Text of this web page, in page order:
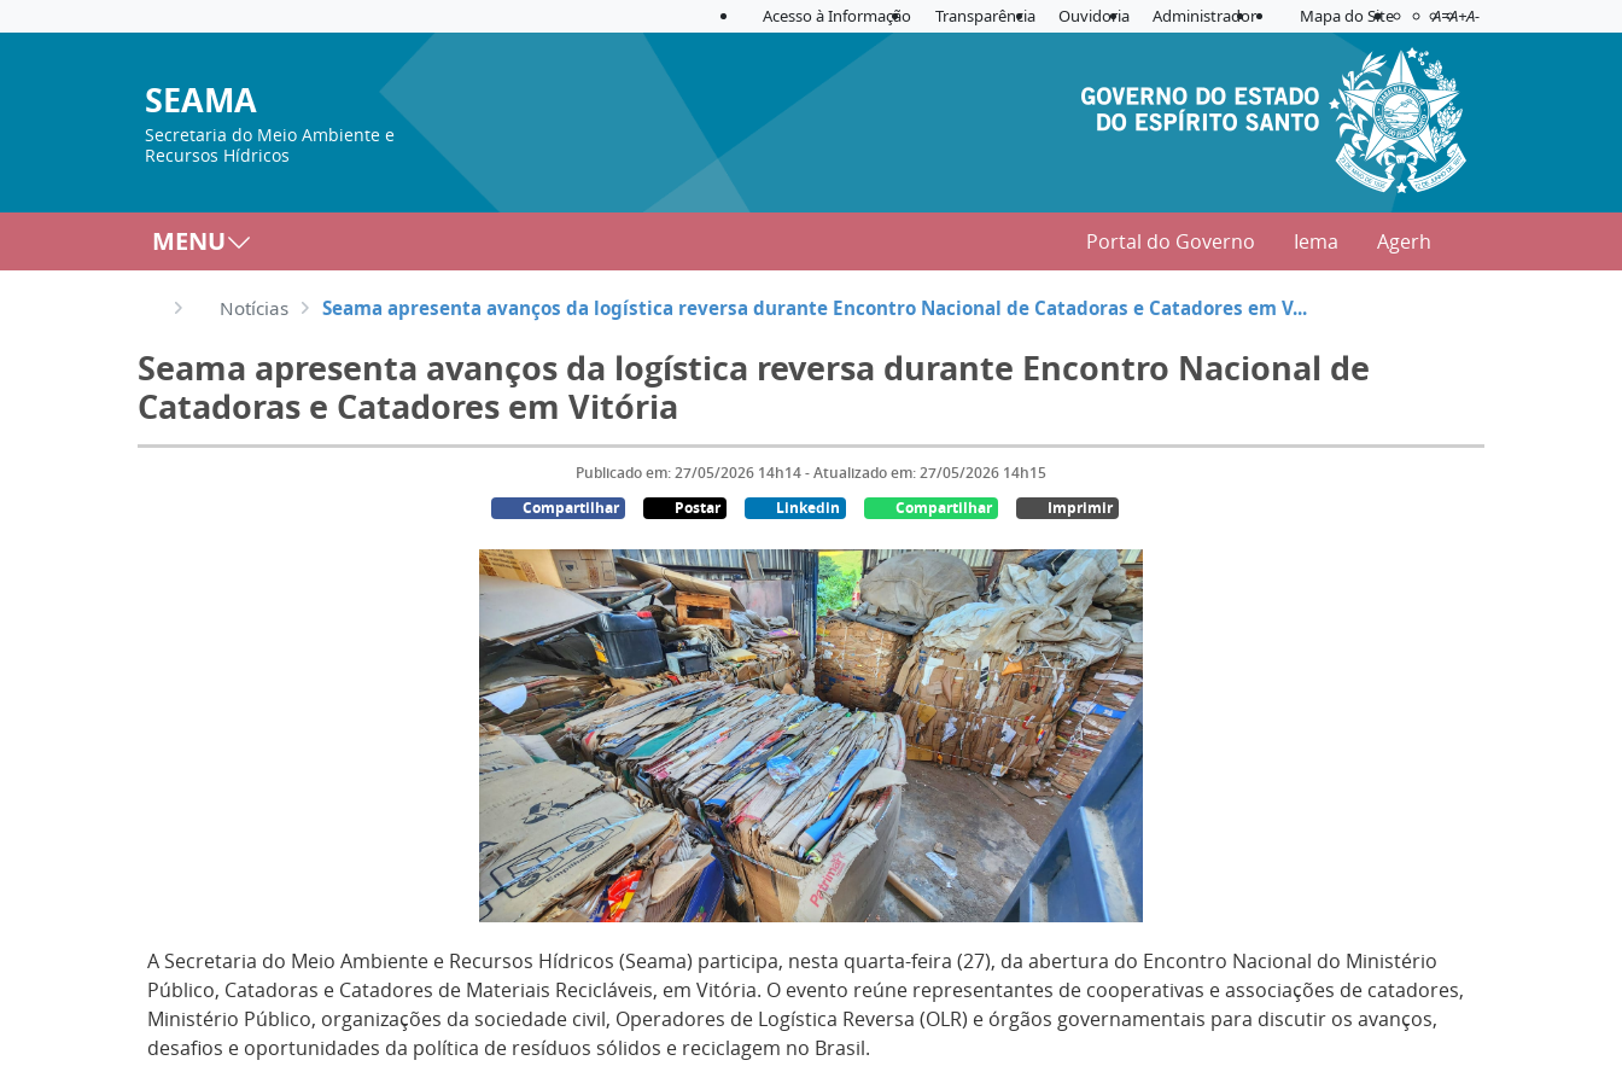
Acesso à Informação Transparência Ouvidoria Administrador Mapa do Site Acessibilidade
Aplicar contraste
A=A+A-
SEAMA
Secretaria do Meio Ambiente e
Recursos Hídricos
MENU Portal do Governo Iema Agerh
Notícias Seama apresenta avanços da logística reversa durante Encontro Nacional de Catadoras e Catadores em V...
Seama apresenta avanços da logística reversa durante Encontro Nacional de
Catadoras e Catadores em Vitória
Publicado em: 27/05/2026 14h14 - Atualizado em: 27/05/2026 14h15
Compartilhar
Postar Linkedin Compartilhar Imprimir
A Secretaria do Meio Ambiente e Recursos Hídricos (Seama) participa, nesta quarta-feira (27), da abertura do Encontro Nacional do Ministério
Público, Catadoras e Catadores de Materiais Recicláveis, em Vitória. O evento reúne representantes de cooperativas e associações de catadores,
Ministério Público, organizações da sociedade civil, Operadores de Logística Reversa (OLR) e órgãos governamentais para discutir os avanços,
desafios e oportunidades da política de resíduos sólidos e reciclagem no Brasil.